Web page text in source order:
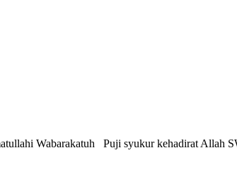
Wabarakatuh Puji syukur kehadirat Allah